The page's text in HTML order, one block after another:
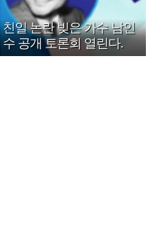
친일 논란 빚은 가수 남인
수 공개 토론회 열린다.